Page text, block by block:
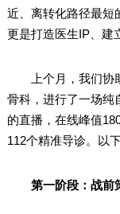
近、离转化路径最
更是打造医生IP、建
上个月，我们协
骨科，进行了一场纯
的直播，在线峰值
112个精准导诊。以
第一阶段：战